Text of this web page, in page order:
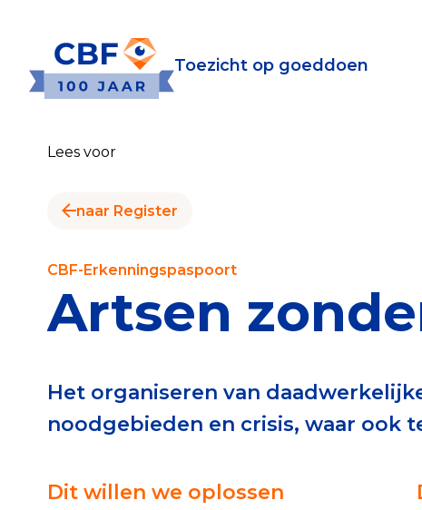
Toezicht op goeddoen
Toezicht op goeddoen
Publiek
Check het CBF-
Download de Geef
Lees voor
naar Register
CBF-Erkenningspaspoort
Artsen
Het organiseren van
noodgebieden en crisis, waar ook
Dit willen we oplossen